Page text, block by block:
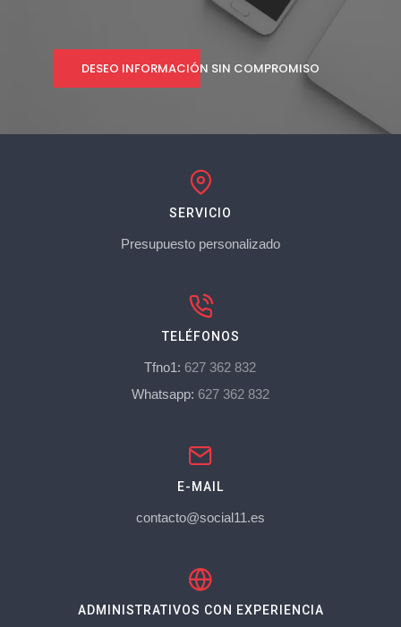
DESEO INFORMACIÓN SIN COMPROMISO
SERVICIO
Presupuesto personalizado
TELÉFONOS
Tfno1: 627 362 832
Whatsapp: 627 362 832
E-MAIL
contacto@social11.es
ADMINISTRATIVOS CON EXPERIENCIA